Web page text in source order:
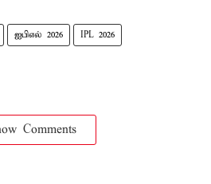
ஐபிஎல் 2026 IPL 2026
Comments